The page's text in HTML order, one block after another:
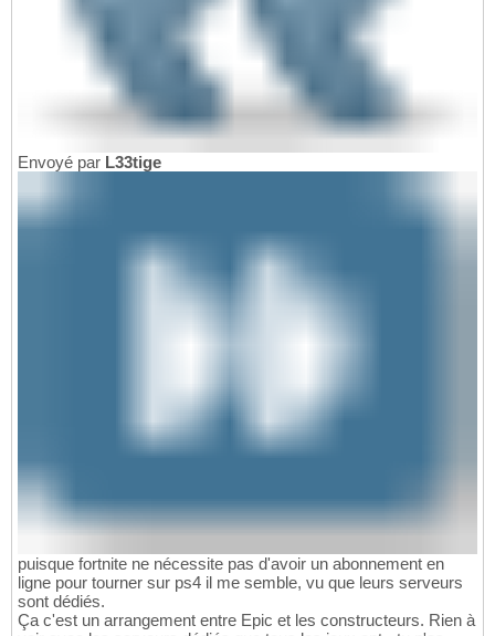
Envoyé par L33tige
puisque fortnite ne nécessite pas d'avoir un abonnement en
ligne pour tourner sur ps4 il me semble, vu que leurs serveurs
sont dédiés.
Ça c'est un arrangement entre Epic et les constructeurs. Rien à